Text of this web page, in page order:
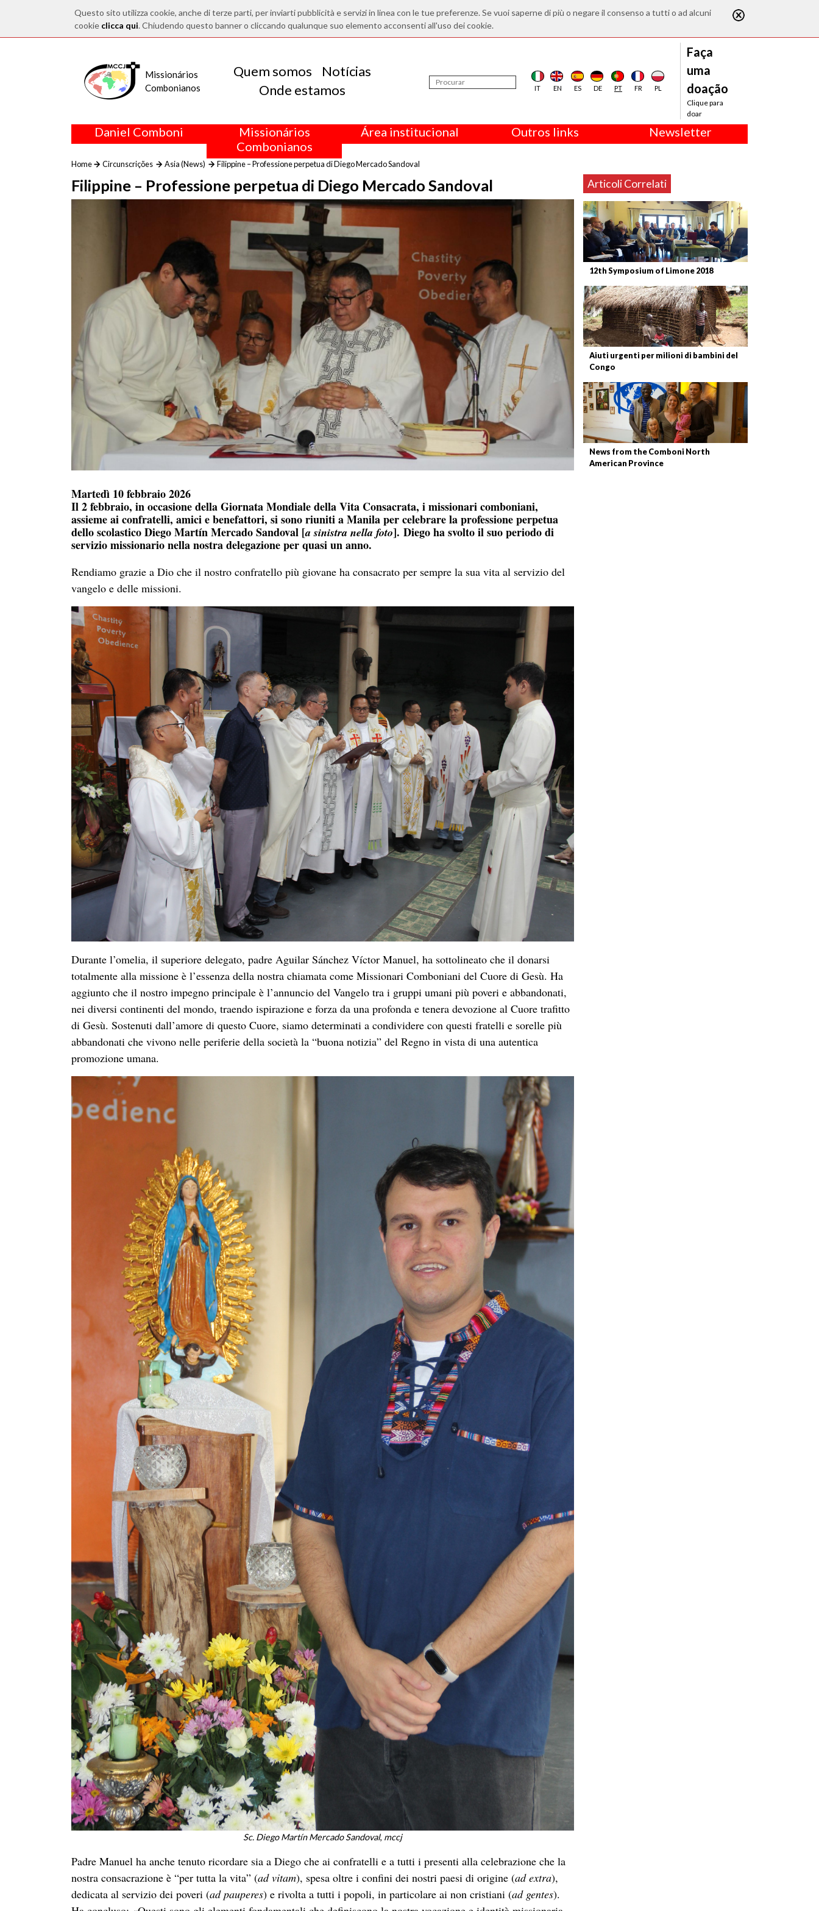
Questo sito utilizza cookie, anche di terze parti, per inviarti pubblicità e servizi in linea con le tue preferenze. Se vuoi saperne di più o negare il consenso a tutti o ad alcuni
cookie clicca qui. Chiudendo questo banner o cliccando qualunque suo elemento acconsenti all'uso dei cookie.
Missionários
Combonianos
Quem somos
Notícias
Onde estamos
IT EN ES DE PT FR PL
Faça
uma
doação
Clique para
doar
Daniel Comboni
Missionários
Combonianos
Área institucional Outros links Newsletter
Home Circunscrições Asia (News) Filippine – Professione perpetua di Diego Mercado Sandoval
Filippine – Professione perpetua di Diego Mercado Sandoval Articoli Correlati
12th Symposium of Limone 2018
Aiuti urgenti per milioni di bambini del
Congo
News from the Comboni North
American Province
Martedì 10 febbraio 2026
Il 2 febbraio, in occasione della Giornata Mondiale della Vita Consacrata, i missionari comboniani,
assieme ai confratelli, amici e benefattori, si sono riuniti a Manila per celebrare la professione perpetua
dello scolastico Diego Martín Mercado Sandoval [a sinistra nella foto]. Diego ha svolto il suo periodo di
servizio missionario nella nostra delegazione per quasi un anno.
Rendiamo grazie a Dio che il nostro confratello più giovane ha consacrato per sempre la sua vita al servizio del
vangelo e delle missioni.
Durante l’omelia, il superiore delegato, padre Aguilar Sánchez Víctor Manuel, ha sottolineato che il donarsi
totalmente alla missione è l’essenza della nostra chiamata come Missionari Comboniani del Cuore di Gesù. Ha
aggiunto che il nostro impegno principale è l’annuncio del Vangelo tra i gruppi umani più poveri e abbandonati,
nei diversi continenti del mondo, traendo ispirazione e forza da una profonda e tenera devozione al Cuore trafitto
di Gesù. Sostenuti dall’amore di questo Cuore, siamo determinati a condividere con questi fratelli e sorelle più
abbandonati che vivono nelle periferie della società la “buona notizia” del Regno in vista di una autentica
promozione umana.
Sc. Diego Martín Mercado Sandoval, mccj
Padre Manuel ha anche tenuto ricordare sia a Diego che ai confratelli e a tutti i presenti alla celebrazione che la
nostra consacrazione è “per tutta la vita” (ad vitam), spesa oltre i confini dei nostri paesi di origine (ad extra),
dedicata al servizio dei poveri (ad pauperes) e rivolta a tutti i popoli, in particolare ai non cristiani (ad gentes).